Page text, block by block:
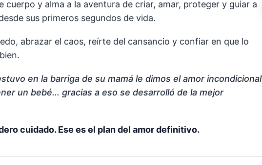
cuerpo y alma a la aventura de criar, amar, proteger y guiar a
sus primeros segundos de vida.
abrazar el caos, reírte del cansancio y confiar en que lo
en la barriga de su mamá le dimos el amor incondicional
un bebé... gracias a eso se desarrolló de la mejor
cuidado. Ese es el plan del amor definitivo.